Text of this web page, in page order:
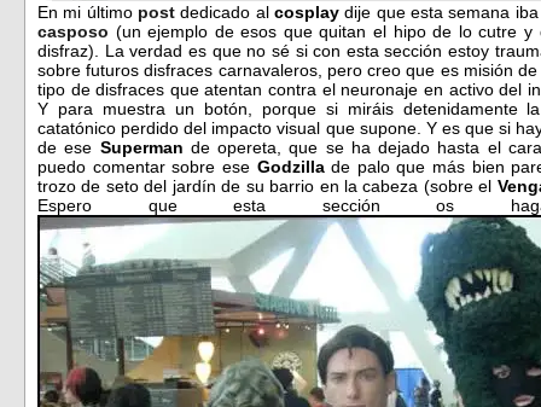
En mi último post dedicado al cosplay dije que esta semana
casposo (un ejemplo de esos que quitan el hipo de lo cutre
disfraz). La verdad es que no sé si con esta sección estoy
sobre futuros disfraces carnavaleros, pero creo que es misión
tipo de disfraces que atentan contra el neuronaje en activo del
Y para muestra un botón, porque si miráis detenidamente
catatónico perdido del impacto visual que supone. Y es que si
de ese Superman de opereta, que se ha dejado hasta el
puedo comentar sobre eseGodzillade palo que más bien
trozo de seto del jardín de su barrio en la cabeza (sobre el
Espero que esta sección os